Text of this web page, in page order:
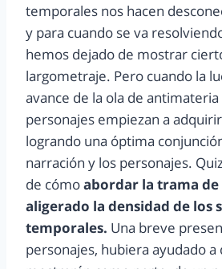
temporales nos hacen
y para cuando se va
hemos dejado de mostrar
largometraje. Pero cuando la
avance de la ola de
personajes empiezan a
logrando una óptima
narración y los personajes.
de cómoabordar la trama de
aligerado la densidad de los
temporales. Una breve
personajes, hubiera ayudado a